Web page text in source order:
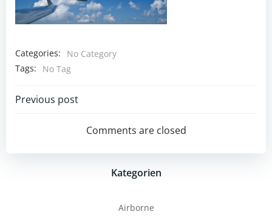
Categories:
No Category
Tags:
No Tag
Post
navigation
Previous post
Comments are closed
Kategorien
Airborne